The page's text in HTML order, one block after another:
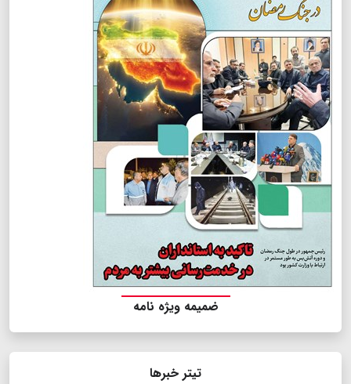
ضمیمه ویژه نامه
تیتر خبرها